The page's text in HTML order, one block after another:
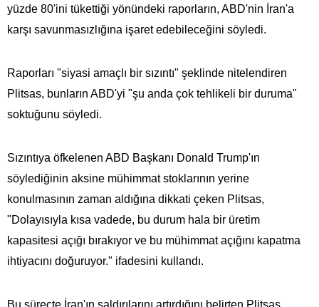
yüzde 80'ini tükettiği yönündeki raporların, ABD'nin İran'a
karşı savunmasızlığına işaret edebileceğini söyledi.
Raporları "siyasi amaçlı bir sızıntı" şeklinde nitelendiren
Plitsas, bunların ABD'yi "şu anda çok tehlikeli bir duruma"
soktuğunu söyledi.
Sızıntıya öfkelenen ABD Başkanı Donald Trump'ın
söylediğinin aksine mühimmat stoklarının yerine
konulmasının zaman aldığına dikkati çeken Plitsas,
"Dolayısıyla kısa vadede, bu durum hala bir üretim
kapasitesi açığı bırakıyor ve bu mühimmat açığını kapatma
ihtiyacını doğuruyor." ifadesini kullandı.
Bu süreçte İran'ın saldırılarını artırdığını belirten Plitsas,